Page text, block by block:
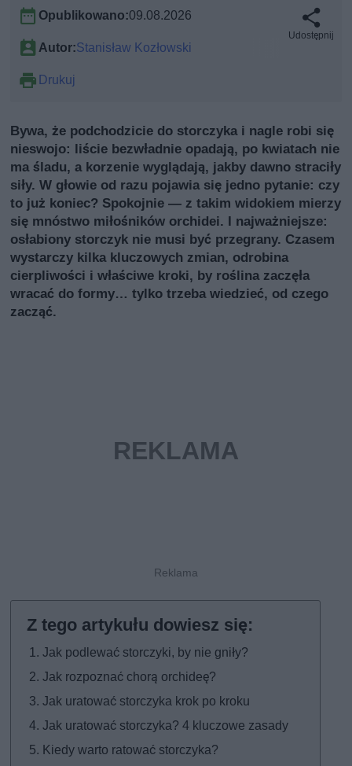
Opublikowano:09.08.2026
Autor:Stanisław Kozłowski
Drukuj
Udostępnij
Bywa, że podchodzicie do storczyka i nagle robi się
nieswojo: liście bezwładnie opadają, po kwiatach nie
ma śladu, a korzenie wyglądają, jakby dawno straciły
siły. W głowie od razu pojawia się jedno pytanie: czy
to już koniec? Spokojnie — z takim widokiem mierzy
się mnóstwo miłośników orchidei. I najważniejsze:
osłabiony storczyk nie musi być przegrany. Czasem
wystarczy kilka kluczowych zmian, odrobina
cierpliwości i właściwe kroki, by roślina zaczęła
wracać do formy… tylko trzeba wiedzieć, od czego
zacząć.
Jak podlewać storczyki, by nie gniły?
Jak rozpoznać chorą orchideę?
Jak uratować storczyka krok po kroku
Jak uratować storczyka? 4 kluczowe zasady
Kiedy warto ratować storczyka?